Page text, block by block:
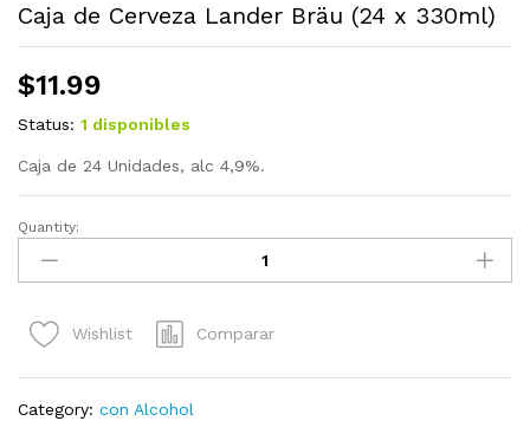
Caja de Cerveza Lander Bräu (24 x 330ml)
$11.99
Status: 1 disponibles
Caja de 24 Unidades, alc 4,9%.
Caja
Cerveza
Bräu
330ml)
Quantity:
Wishlist Comparar
Category: con Alcohol